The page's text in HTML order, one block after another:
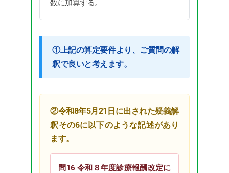
数に加算する。
①上記の算定要件より、ご質問の解
釈で良いと考えます。
②令和8年5月21日に出された疑義解
釈その6に以下のような記述があり
ます。
問16 令和８年度診療報酬改定に